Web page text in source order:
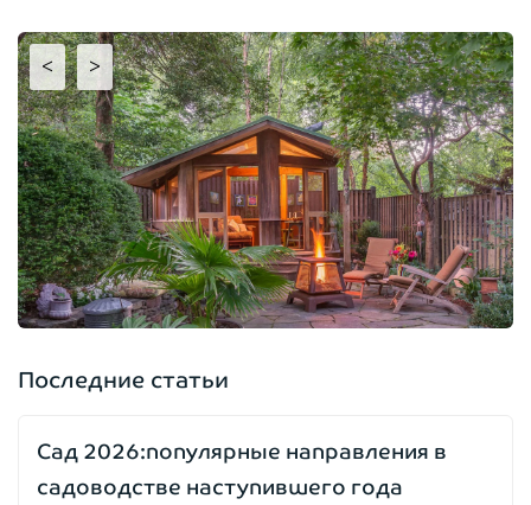
< >
Последние статьи
Сад 2026:популярные направления в
садоводстве наступившего года